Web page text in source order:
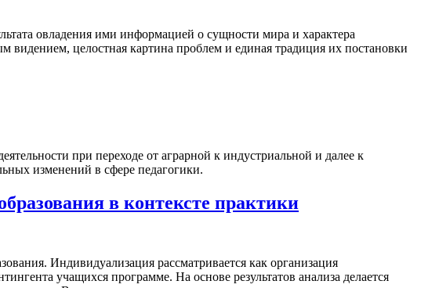
овладения ими информацией о сущности мира и характера
видением, целостная картина проблем и единая традиция их постановки
при переходе от аграрной к индустриальной и далее к
изменений в сфере педагогики.
в контексте практики
Индивидуализация рассматривается как организация
учащихся программе. На основе результатов анализа делается